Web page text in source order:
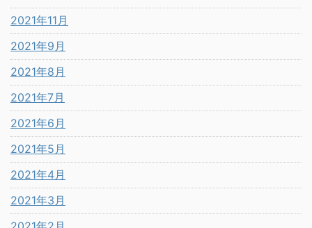
2021年11月
2021年9月
2021年8月
2021年7月
2021年6月
2021年5月
2021年4月
2021年3月